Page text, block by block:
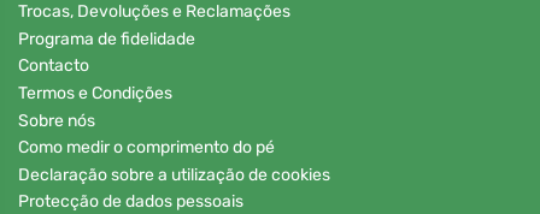
Trocas, Devoluções e Reclamações
Programa de fidelidade
Contacto
Termos e Condições
Sobre nós
Como medir o comprimento do pé
Declaração sobre a utilização de cookies
Protecção de dados pessoais